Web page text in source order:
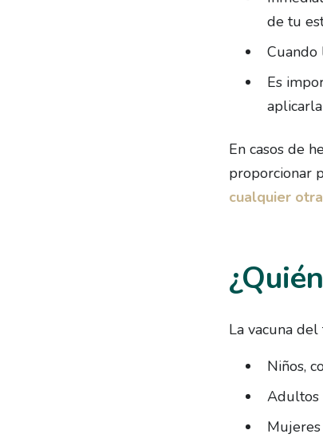
de tu
Cuando
Es
En casos de
proporcionar
cualquier
La vacuna
Niños,
Adultos